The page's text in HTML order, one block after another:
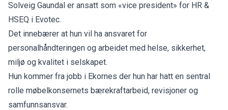
Solveig Gaundal er ansatt som «vice president» for HR &
HSEQ i Evotec.
Det innebærer at hun vil ha ansvaret for
personalhåndteringen og arbeidet med helse, sikkerhet,
miljø og kvalitet i selskapet.
Hun kommer fra jobb i Ekornes der hun har hatt en sentral
rolle møbelkonsernets bærekraftarbeid, revisjoner og
samfunnsansvar.